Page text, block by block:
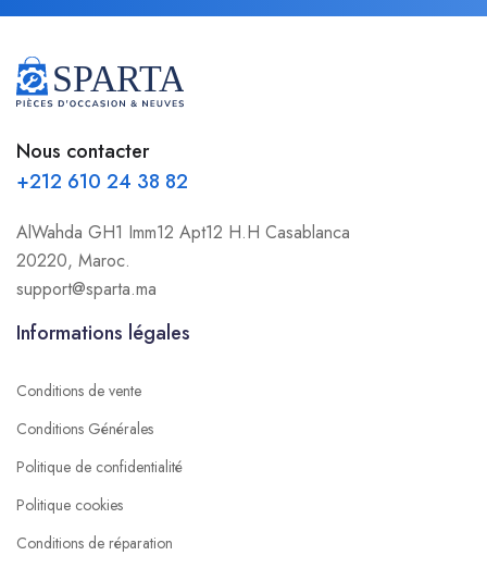
Nous contacter
+212 610 24 38 82
AlWahda GH1 Imm12 Apt12 H.H Casablanca
20220, Maroc.
support@sparta.ma
Informations légales
Conditions de vente
Conditions Générales
Politique de confidentialité
Politique cookies
Conditions de réparation